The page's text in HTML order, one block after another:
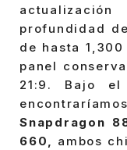
profundidad
de hasta
panel
21:9. Bajo
Snapdragon
660, ambos